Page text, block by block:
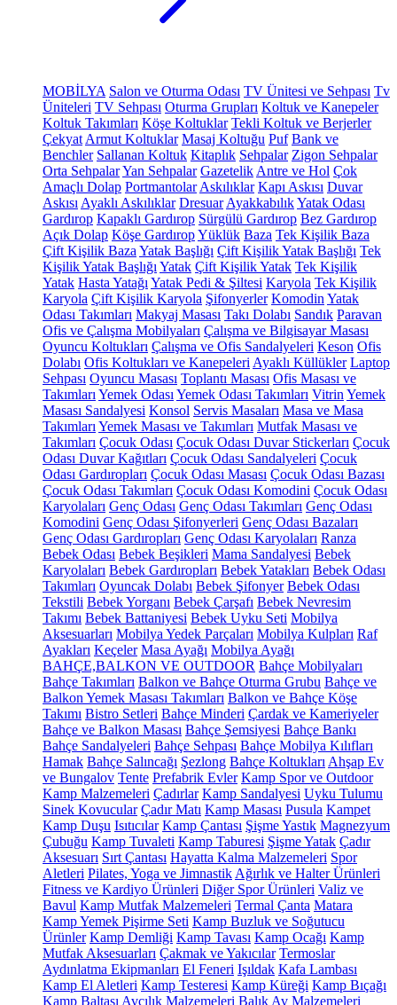
MOBİLYA Salon ve Oturma Odası TV Ünitesi ve Sehpası Tv
Üniteleri TV Sehpası Oturma Grupları Koltuk ve Kanepeler
Koltuk Takımları Köşe Koltuklar Tekli Koltuk ve Berjerler
Çekyat Armut Koltuklar Masaj Koltuğu Puf Bank ve
Benchler Sallanan Koltuk Kitaplık Sehpalar Zigon Sehpalar
Orta SehpalarYan Sehpalar Gazetelik Antre ve Hol Çok
Amaçlı Dolap Portmantolar Askılıklar Kapı Askısı Duvar
Askısı Ayaklı Askılıklar Dresuar AyakkabılıkYatak Odası
Gardırop Kapaklı Gardırop Sürgülü Gardırop Bez Gardırop
Açık Dolap Köşe GardıropYüklük Baza Tek Kişilik Baza
Çift Kişilik Baza Yatak Başlığı Çift Kişilik Yatak Başlığı Tek
Kişilik Yatak Başlığı Yatak Çift Kişilik Yatak Tek Kişilik
Yatak Hasta Yatağı Yatak Pedi & Şiltesi Karyola Tek Kişilik
Karyola Çift Kişilik Karyola Şifonyerler Komodin Yatak
Odası Takımları Makyaj Masası Takı Dolabı Sandık Paravan
Ofis ve Çalışma Mobilyaları Çalışma ve Bilgisayar Masası
Oyuncu Koltukları Çalışma ve Ofis Sandalyeleri Keson Ofis
Dolabı Ofis Koltukları ve Kanepeleri Ayaklı Küllükler Laptop
Sehpası Oyuncu Masası Toplantı Masası Ofis Masası ve
Takımları Yemek Odası Yemek Odası Takımları Vitrin Yemek
Masası Sandalyesi Konsol Servis Masaları Masa ve Masa
Takımları Yemek Masası ve Takımları Mutfak Masası ve
Takımları Çocuk Odası Çocuk Odası Duvar Stickerları Çocuk
Odası Duvar Kağıtları Çocuk Odası Sandalyeleri Çocuk
Odası Gardıropları Çocuk Odası Masası Çocuk Odası Bazası
Çocuk Odası Takımları Çocuk Odası Komodini Çocuk Odası
Karyolaları Genç Odası Genç Odası Takımları Genç Odası
Komodini Genç Odası Şifonyerleri Genç Odası Bazaları
Genç Odası Gardıropları Genç Odası Karyolaları Ranza
Bebek Odası Bebek Beşikleri Mama Sandalyesi Bebek
Karyolaları Bebek Gardıropları Bebek Yatakları Bebek Odası
Takımları Oyuncak Dolabı Bebek Şifonyer Bebek Odası
Tekstili Bebek Yorganı Bebek Çarşafı Bebek Nevresim
Takımı Bebek Battaniyesi Bebek Uyku Seti Mobilya
Aksesuarları Mobilya Yedek Parçaları Mobilya Kulpları Raf
Ayakları Keçeler Masa Ayağı Mobilya Ayağı
BAHÇE,BALKON VE OUTDOOR Bahçe Mobilyaları
Bahçe Takımları Balkon ve Bahçe Oturma Grubu Bahçe ve
Balkon Yemek Masası Takımları Balkon ve Bahçe Köşe
Takımı Bistro Setleri Bahçe Minderi Çardak ve Kameriyeler
Bahçe ve Balkon Masası Bahçe Şemsiyesi Bahçe Bankı
Bahçe Sandalyeleri Bahçe Sehpası Bahçe Mobilya Kılıfları
Hamak Bahçe Salıncağı Şezlong Bahçe Koltukları Ahşap Ev
ve Bungalov Tente Prefabrik Evler Kamp Spor ve Outdoor
Kamp Malzemeleri Çadırlar Kamp Sandalyesi Uyku Tulumu
Sinek Kovucular Çadır Matı Kamp Masası Pusula Kampet
Kamp Duşu Isıtıcılar Kamp Çantası Şişme Yastık Magnezyum
Çubuğu Kamp Tuvaleti Kamp Taburesi Şişme Yatak Çadır
Aksesuarı Sırt Çantası Hayatta Kalma Malzemeleri Spor
Aletleri Pilates, Yoga ve Jimnastik Ağırlık ve Halter Ürünleri
Fitness ve Kardiyo Ürünleri Diğer Spor Ürünleri Valiz ve
Bavul Kamp Mutfak Malzemeleri Termal Çanta Matara
Kamp Yemek Pişirme Seti Kamp Buzluk ve Soğutucu
Ürünler Kamp Demliği Kamp Tavası Kamp Ocağı Kamp
Mutfak Aksesuarları Çakmak ve Yakıcılar Termoslar
Aydınlatma Ekipmanları El Feneri Işıldak Kafa Lambası
Kamp El Aletleri Kamp Testeresi Kamp Küreği Kamp Bıçağı
Kamp Baltası Avcılık Malzemeleri Balık Av Malzemeleri